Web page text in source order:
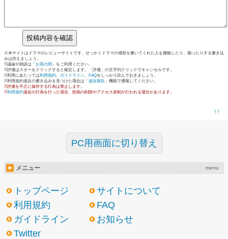
※本サイトはドラマのレビューサイトです。せっかくドラマの感想を書いてくれた人を揶揄したり、煽ったりする書き込
みは控えましょう。
※議論や雑談は「 お茶の間 」をご利用ください。
※評価はスターをクリックすると確定します。「評価」の文字列クリックでキャンセルです。
※利用にあたっては利用規約、 ガイドライン、 FAQをしっかり読んでおきましょう。
※利用規約違反の書き込みを見つけた場合は「 違反報告 」機能で通報してください。
※評価を不正に操作する行為は禁止します。
※利用規約違反の行為を行った場合、投稿の削除やアクセス規制が行われる場合があります。
↑↑
PC用画面に切り替え
メニュー menu
トップページ
サイトについて
利用規約
FAQ
ガイドライン
お知らせ
Twitter